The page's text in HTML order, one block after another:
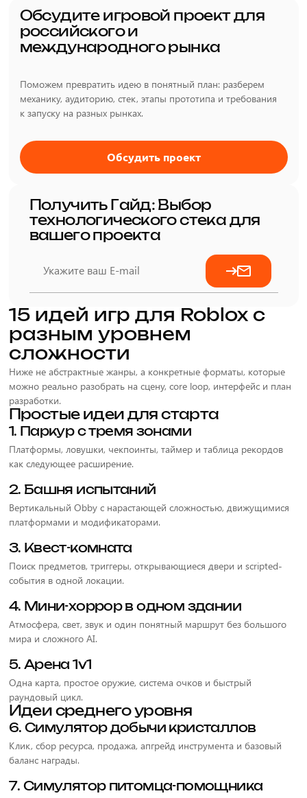
Обсудите игровой проект для
российского и
международного рынка
Поможем превратить идею в понятный план: разберем
механику, аудиторию, стек, этапы прототипа и требования
к запуску на разных рынках.
Обсудить проект
Получить Гайд: Выбор
технологического стека для
вашего проекта
15 идей игр для Roblox с
разным уровнем
сложности
Ниже не абстрактные жанры, а конкретные форматы, которые
можно реально разобрать на сцену, core loop, интерфейс и план
разработки.
Простые идеи для старта
1. Паркур с тремя зонами
Платформы, ловушки, чекпоинты, таймер и таблица рекордов
как следующее расширение.
2. Башня испытаний
Вертикальный Obby с нарастающей сложностью, движущимися
платформами и модификаторами.
3. Квест-комната
Поиск предметов, триггеры, открывающиеся двери и scripted-
события в одной локации.
4. Мини-хоррор в одном здании
Атмосфера, свет, звук и один понятный маршрут без большого
мира и сложного AI.
5. Арена 1v1
Одна карта, простое оружие, система очков и быстрый
раундовый цикл.
Идеи среднего уровня
6. Симулятор добычи кристаллов
Клик, сбор ресурса, продажа, апгрейд инструмента и базовый
баланс награды.
7. Симулятор питомца-помощника